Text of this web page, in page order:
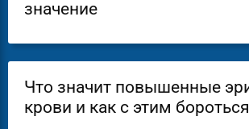
значение
Что значит повышенные
крови и как с этим бороться